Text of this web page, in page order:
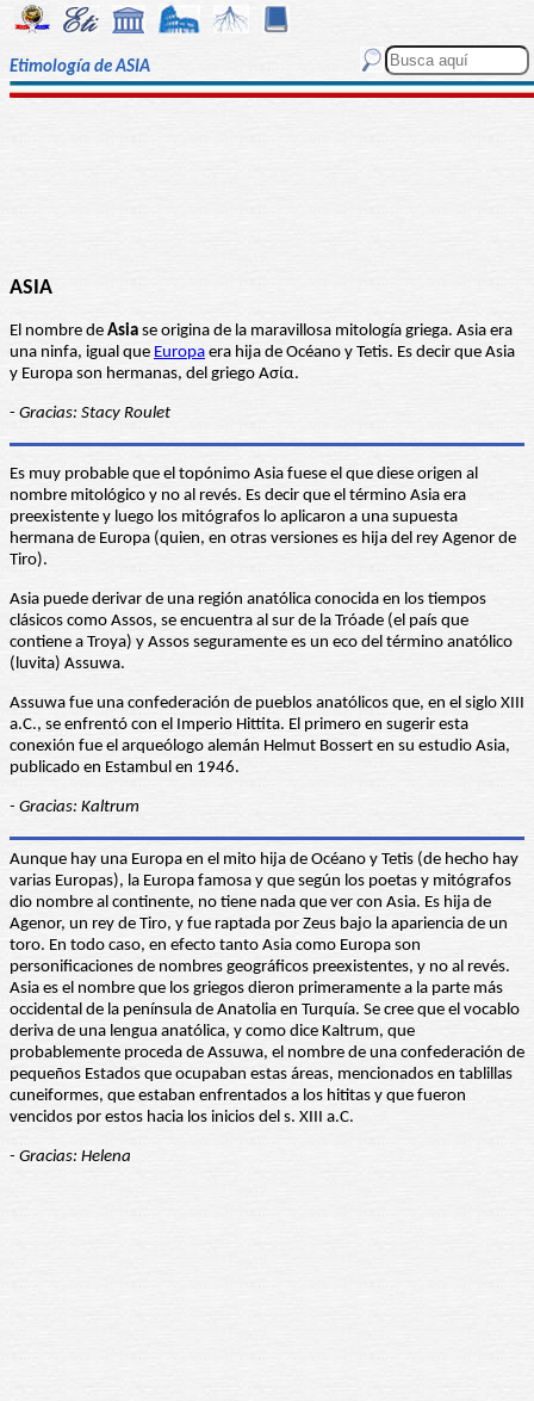
Etimología de ASIA
ASIA
El nombre de Asia se origina de la maravillosa mitología griega. Asia era
una ninfa, igual que Europa era hija de Océano y Tetis. Es decir que Asia
y Europa son hermanas, del griego Ασία.
- Gracias: Stacy Roulet
Es muy probable que el topónimo Asia fuese el que diese origen al
nombre mitológico y no al revés. Es decir que el término Asia era
preexistente y luego los mitógrafos lo aplicaron a una supuesta
hermana de Europa (quien, en otras versiones es hija del rey Agenor de
Tiro).
Asia puede derivar de una región anatólica conocida en los tiempos
clásicos como Assos, se encuentra al sur de la Tróade (el país que
contiene a Troya) y Assos seguramente es un eco del término anatólico
(luvita) Assuwa.
Assuwa fue una confederación de pueblos anatólicos que, en el siglo XIII
a.C., se enfrentó con el Imperio Hittita. El primero en sugerir esta
conexión fue el arqueólogo alemán Helmut Bossert en su estudio Asia,
publicado en Estambul en 1946.
- Gracias: Kaltrum
Aunque hay una Europa en el mito hija de Océano y Tetis (de hecho hay
varias Europas), la Europa famosa y que según los poetas y mitógrafos
dio nombre al continente, no tiene nada que ver con Asia. Es hija de
Agenor, un rey de Tiro, y fue raptada por Zeus bajo la apariencia de un
toro. En todo caso, en efecto tanto Asia como Europa son
personificaciones de nombres geográficos preexistentes, y no al revés.
Asia es el nombre que los griegos dieron primeramente a la parte más
occidental de la península de Anatolia en Turquía. Se cree que el vocablo
deriva de una lengua anatólica, y como dice Kaltrum, que
probablemente proceda de Assuwa, el nombre de una confederación de
pequeños Estados que ocupaban estas áreas, mencionados en tablillas
cuneiformes, que estaban enfrentados a los hititas y que fueron
vencidos por estos hacia los inicios del s. XIII a.C.
- Gracias: Helena